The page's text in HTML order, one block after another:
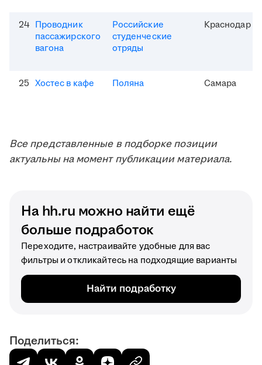
24 Проводник
пассажирского
вагона
Российские
студенческие
отряды
Краснодар
25 Хостес в кафе Поляна Самара
Все представленные в подборке позиции
актуальны на момент публикации материала.
На hh.ru можно найти ещё
больше подработок
Переходите, настраивайте удобные для вас
фильтры и откликайтесь на подходящие варианты
Найти подработку
Поделиться: